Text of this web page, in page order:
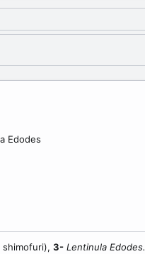
Edodes
shimofuri), 3- Lentinula Edodes.